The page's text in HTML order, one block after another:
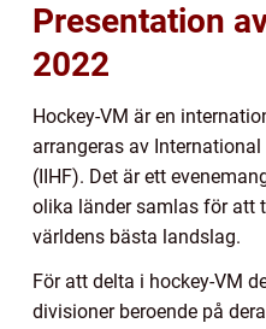
Presentation
2022
Hockey-VM är en
arrangeras av
(IIHF). Det är ett
olika länder samlas för att
världens bästa landslag.
För att delta i hockey-VM
divisioner beroende på